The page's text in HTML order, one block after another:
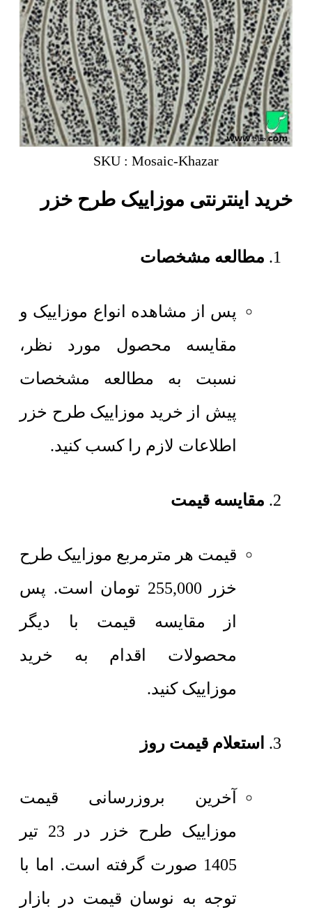
SKU : Mosaic-Khazar
خرید اینترنتی موزاییک طرح خزر
مطالعه مشخصات
پس از مشاهده انواع موزاییک و
مقایسه محصول مورد نظر،
نسبت به مطالعه مشخصات
پیش از خرید موزاییک طرح خزر
اطلاعات لازم را کسب کنید.
مقایسه قیمت
قیمت هر مترمربع موزاییک طرح
خزر 255,000 تومان است. پس
از مقایسه قیمت با دیگر
محصولات اقدام به خرید
موزاییک کنید.
استعلام قیمت روز
آخرین بروزرسانی قیمت
موزاییک طرح خزر در 23 تیر
1405 صورت گرفته است. اما با
توجه به نوسان قیمت در بازار